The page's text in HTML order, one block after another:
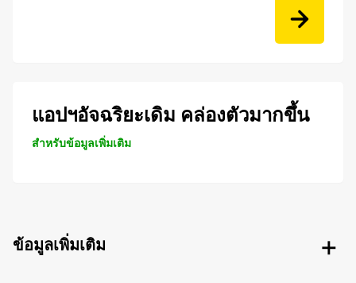
แอปฯอัจฉริยะเดิม คล่องตัวมากขึ้น
สำหรับข้อมูลเพิ่มเติม
ข้อมูลเพิ่มเติม